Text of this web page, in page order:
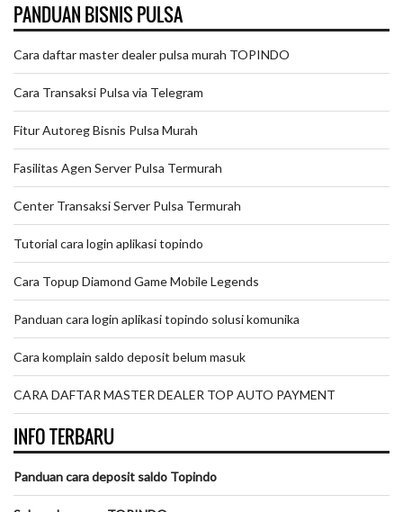
PANDUAN BISNIS PULSA
Cara daftar master dealer pulsa murah TOPINDO
Cara Transaksi Pulsa via Telegram
Fitur Autoreg Bisnis Pulsa Murah
Fasilitas Agen Server Pulsa Termurah
Center Transaksi Server Pulsa Termurah
Tutorial cara login aplikasi topindo
Cara Topup Diamond Game Mobile Legends
Panduan cara login aplikasi topindo solusi komunika
Cara komplain saldo deposit belum masuk
CARA DAFTAR MASTER DEALER TOP AUTO PAYMENT
INFO TERBARU
Panduan cara deposit saldo Topindo